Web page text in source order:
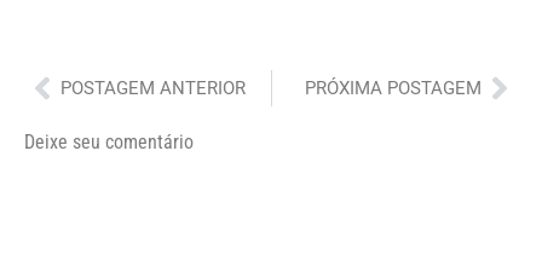
Anterior
POSTAGEM ANTERIOR PRÓXIMA POSTAGEM
Deixe seu comentário